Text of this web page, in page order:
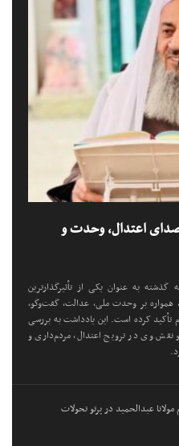
صدای اعتدال، وحدت و
گذشته به عنوان یکی از تأثیرگذارترین
بر وحدت ملی، عدالت، گفت‌وگو،
کرده است. این یادداشت به بررسی
وی در ترویج اعتدال، مردم‌داری و
عبدالحمید در پرتو تحولات